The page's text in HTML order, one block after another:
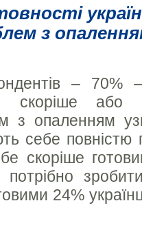
з
–
скоріше або
з опаленням
себе повністю
скоріше
24%